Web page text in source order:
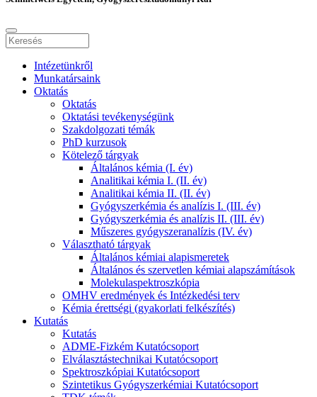
Intézetünkről
Munkatársaink
Oktatás
Oktatás
Oktatási tevékenységünk
Szakdolgozati témák
PhD kurzusok
Kötelező tárgyak
Általános kémia (I. év)
Analitikai kémia I. (II. év)
Analitikai kémia II. (II. év)
Gyógyszerkémia és analízis I. (III. év)
Gyógyszerkémia és analízis II. (III. év)
Műszeres gyógyszeranalízis (IV. év)
Választható tárgyak
Általános kémiai alapismeretek
Általános és szervetlen kémiai alapszámítások
Molekulaspektroszkópia
OMHV eredmények és Intézkedési terv
Kémia érettségi (gyakorlati felkészítés)
Kutatás
Kutatás
ADME-Fizkém Kutatócsoport
Elválasztástechnikai Kutatócsoport
Spektroszkópiai Kutatócsoport
Szintetikus Gyógyszerkémiai Kutatócsoport